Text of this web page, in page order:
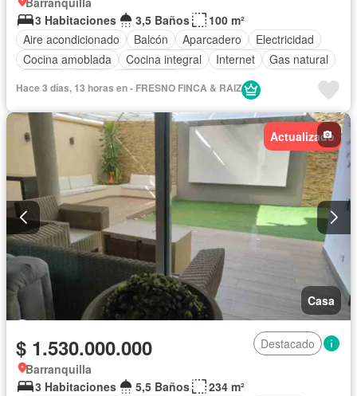
3 Habitaciones
3,5 Baños
100 m²
Aire acondicionado
Balcón Aparcadero
Electricidad
Cocina amoblada
Cocina integral Internet
Gas natural
Jardín
Gimnasio
Barbecue Piscina
Seguridad privada
Estudio
Caseta de vigilancia Agua
Permite mascotas
Permite niños
Hace 3 días, 13 horas en - FRESNO FINCA & RAIZ
Actualizado
Casa
$ 1.530.000.000
Destacado
Barranquilla
3 Habitaciones
5,5 Baños
234 m²